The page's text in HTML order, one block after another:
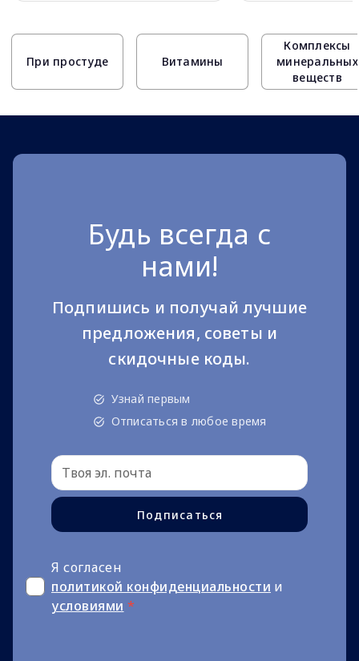
При простуде Витамины
Комплексы
минеральных
веществ
Будь всегда с
нами!
Подпишись и получай лучшие
предложения, советы и
скидочные коды.
Узнай первым
Отписаться в любое время
Подписаться
Я согласен
политикой конфиденциальности и
условиями *